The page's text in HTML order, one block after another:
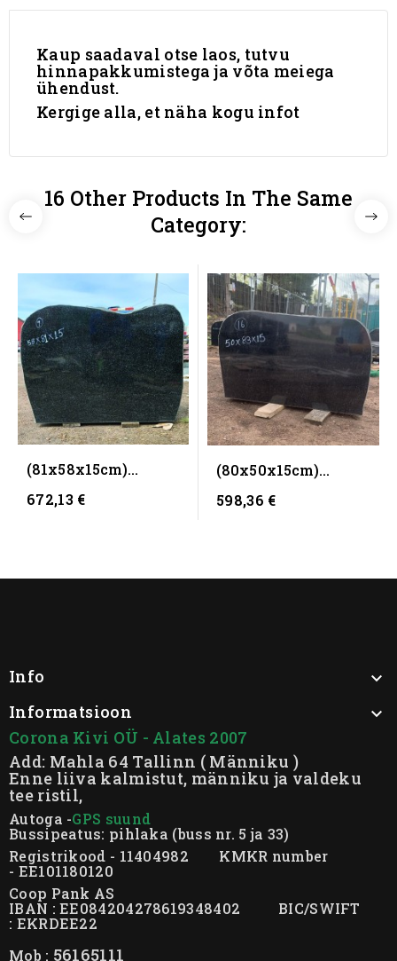
Kaup saadaval otse laos, tutvu
hinnapakkumistega ja võta meiega
ühendust.
Kergige alla, et näha kogu infot
16 Other Products In The Same
Category:
(81x58x15cm)
ainult materjal
672,13 €
(80x50x15cm)
ainult materjal
598,36 €
Info

Informatsioon

Corona Kivi OÜ - Alates 2007
Add: Mahla 64 Tallinn ( Männiku )
Enne liiva kalmistut, männiku ja valdeku
tee ristil,
Autoga -GPS suund
Bussipeatus: pihlaka (buss nr. 5 ja 33)
Registrikood - 11404982 KMKR number
- EE101180120
Coop Pank AS
IBAN : EE084204278619348402 BIC/SWIFT
: EKRDEE22
Mob : 56165111